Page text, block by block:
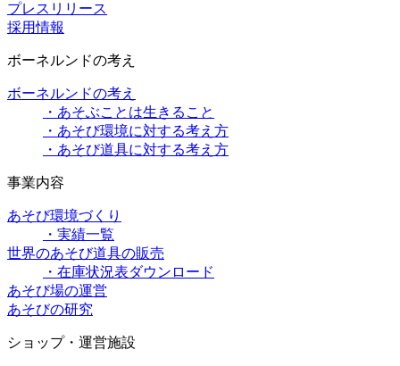
プレスリリース
採用情報
ボーネルンドの考え
ボーネルンドの考え
・あそぶことは生きること
・あそび環境に対する考え方
・あそび道具に対する考え方
事業内容
あそび環境づくり
・実績一覧
世界のあそび道具の販売
・在庫状況表ダウンロード
あそび場の運営
あそびの研究
ショップ・運営施設